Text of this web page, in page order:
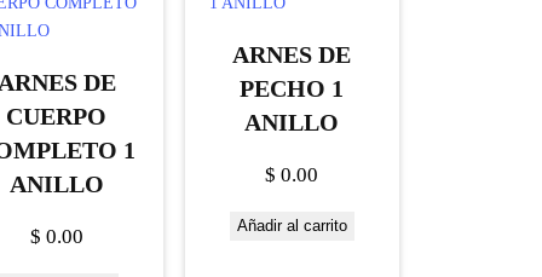
DE
CUERPO
1
ANILLO
$ 0.00
ARNES DE
PECHO 1
ANILLO
$ 0.00
Añadir al carrito